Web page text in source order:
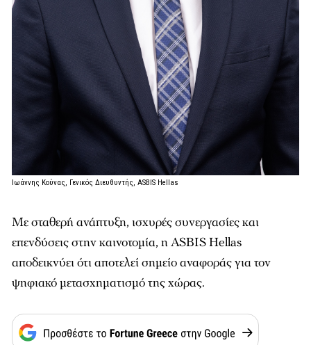
Ιωάννης Κούνας, Γενικός Διευθυντής, ASBIS Hellas
Με σταθερή ανάπτυξη, ισχυρές συνεργασίες και
επενδύσεις στην καινοτομία, η ASBIS Hellas
αποδεικνύει ότι αποτελεί σημείο αναφοράς για τον
ψηφιακό μετασχηματισμό της χώρας.